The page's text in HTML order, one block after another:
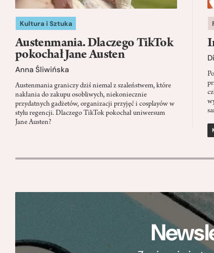
Kultura i Sztuka
Austenmania. Dlaczego TikTok
pokochał Jane Austen
Anna Śliwińska
Austenmania graniczy dziś niemal z szaleństwem, które
nakłania do zakupu osobliwych, niekoniecznie
przydatnych gadżetów, organizacji przyjęć i cosplayów w
stylu regencji. Dlaczego TikTok pokochał uniwersum
Jane Austen?